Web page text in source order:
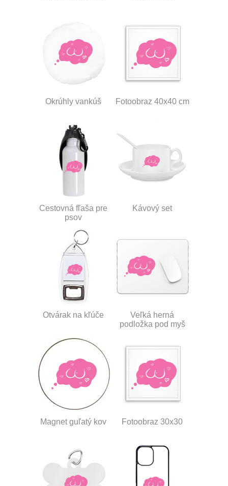
Okrúhly vankúš Fotoobraz 40x40 cm
Cestovná fľaša pre
psov
Kávový set
Otvárak na kľúče
Veľká herná
podložka pod myš
Magnet guľatý kov Fotoobraz 30x30